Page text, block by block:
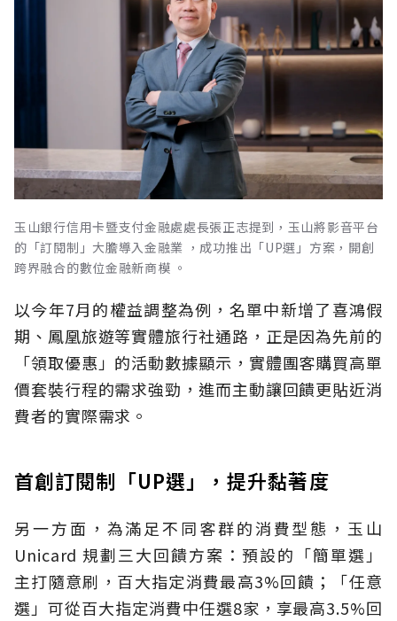
玉山銀行信用卡暨支付金融處處長張正志提到，玉山將影音平台
的「訂閱制」大膽導入金融業 ，成功推出「UP選」方案，開創
跨界融合的數位金融新商模 。
以今年7月的權益調整為例，名單中新增了喜鴻假
期、鳳凰旅遊等實體旅行社通路，正是因為先前的
「領取優惠」的活動數據顯示，實體團客購買高單
價套裝行程的需求強勁，進而主動讓回饋更貼近消
費者的實際需求。
首創訂閱制「UP選」，提升黏著度
另一方面，為滿足不同客群的消費型態，玉山
Unicard 規劃三大回饋方案：預設的「簡單選」
主打隨意刷，百大指定消費最高3%回饋；「任意
選」可從百大指定消費中任選8家，享最高3.5%回